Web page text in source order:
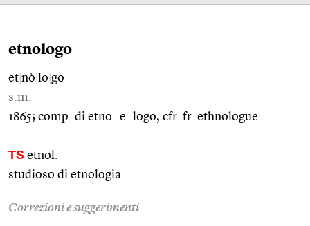
etnologo
et nò lo go
s.m.
1865; comp. di etno- e -logo, cfr. fr. ethnologue.
TS etnol.
studioso di etnologia
Correzioni e suggerimenti